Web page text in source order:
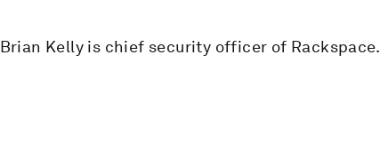
Brian Kelly is chief security officer of Rackspace.